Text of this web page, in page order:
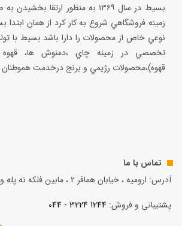
بسيط در سال ۱۳۶۹ به منظور ارتقا
زمينه فروشگاهي شروع به كار كرد از همان
نوعي خاص از محصولات را دارا باشد بسيط با
تخصصي در زمينه چاي ،دمنوش ها، قهوه
قهوه)،محصولات رژيمي و برنج درخدمت هموطنان
تماس با ما
آدرس: ارومیه ، خیابان همافر 2 ، مابين فلكه نه پله و کسری
پشتیبانی و فروش: 1244 3224 - 044